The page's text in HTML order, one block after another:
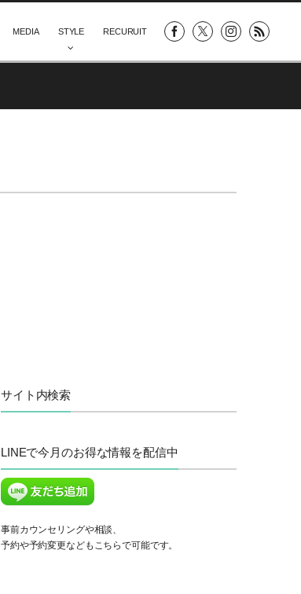
MEDIA STYLE RECURUIT
サイト内検索
LINEで今月のお得な情報を配信中
事前カウンセリングや相談、
予約や予約変更などもこちらで可能です。